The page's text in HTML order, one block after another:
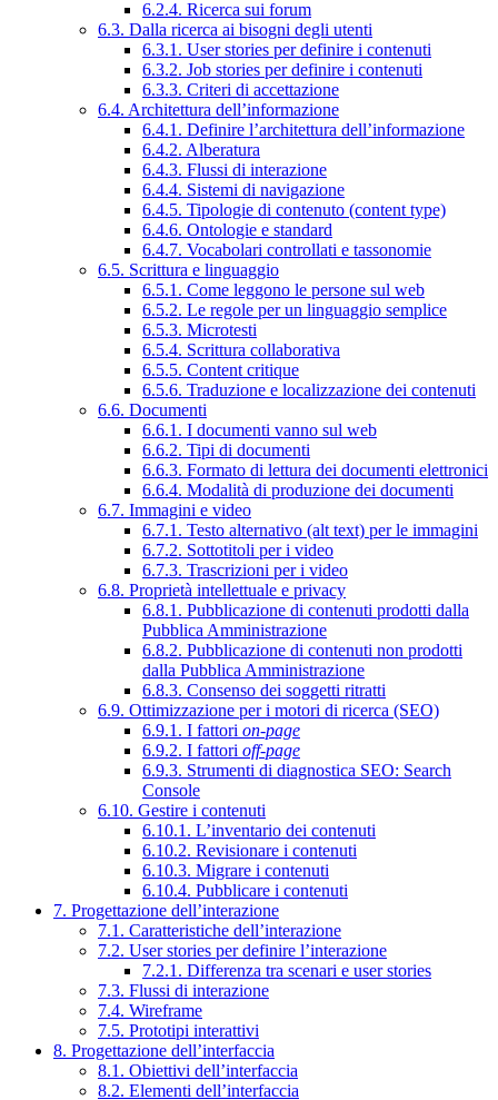
6.2.4. Ricerca sui forum
6.3. Dalla ricerca ai bisogni degli utenti
6.3.1. User stories per definire i contenuti
6.3.2. Job stories per definire i contenuti
6.3.3. Criteri di accettazione
6.4. Architettura dell’informazione
6.4.1. Definire l’architettura dell’informazione
6.4.2. Alberatura
6.4.3. Flussi di interazione
6.4.4. Sistemi di navigazione
6.4.5. Tipologie di contenuto (content type)
6.4.6. Ontologie e standard
6.4.7. Vocabolari controllati e tassonomie
6.5. Scrittura e linguaggio
6.5.1. Come leggono le persone sul web
6.5.2. Le regole per un linguaggio semplice
6.5.3. Microtesti
6.5.4. Scrittura collaborativa
6.5.5. Content critique
6.5.6. Traduzione e localizzazione dei contenuti
6.6. Documenti
6.6.1. I documenti vanno sul web
6.6.2. Tipi di documenti
6.6.3. Formato di lettura dei documenti elettronici
6.6.4. Modalità di produzione dei documenti
6.7. Immagini e video
6.7.1. Testo alternativo (alt text) per le immagini
6.7.2. Sottotitoli per i video
6.7.3. Trascrizioni per i video
6.8. Proprietà intellettuale e privacy
6.8.1. Pubblicazione di contenuti prodotti dalla
Pubblica Amministrazione
6.8.2. Pubblicazione di contenuti non prodotti
dalla Pubblica Amministrazione
6.8.3. Consenso dei soggetti ritratti
6.9. Ottimizzazione per i motori di ricerca (SEO)
6.9.1. I fattori on-page
6.9.2. I fattori off-page
6.9.3. Strumenti di diagnostica SEO: Search
Console
6.10. Gestire i contenuti
6.10.1. L’inventario dei contenuti
6.10.2. Revisionare i contenuti
6.10.3. Migrare i contenuti
6.10.4. Pubblicare i contenuti
7. Progettazione dell’interazione
7.1. Caratteristiche dell’interazione
7.2. User stories per definire l’interazione
7.2.1. Differenza tra scenari e user stories
7.3. Flussi di interazione
7.4. Wireframe
7.5. Prototipi interattivi
8. Progettazione dell’interfaccia
8.1. Obiettivi dell’interfaccia
8.2. Elementi dell’interfaccia